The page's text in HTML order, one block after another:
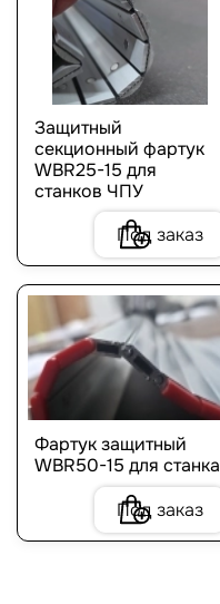
Защитный
секционный фартук
WBR25-15 для
станков ЧПУ
Под заказ
Фартук защитный
WBR50-15 для станка
Под заказ